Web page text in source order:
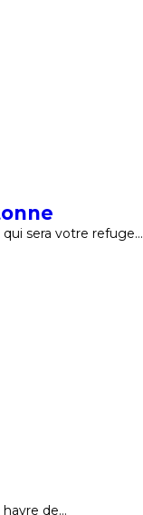
sera votre refuge…
de…